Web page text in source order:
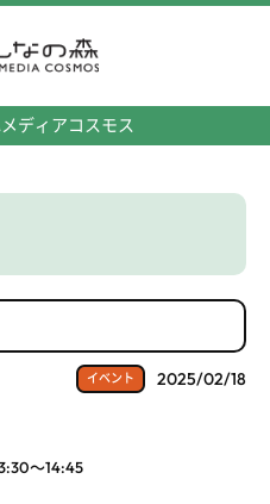
ディアコスモス
イベント 2025/02/18
～14:45